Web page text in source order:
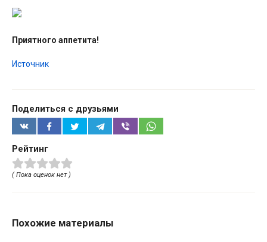
Приятного аппетита!
Источник
Поделиться с друзьями
Рейтинг
( Пока оценок нет )
Похожие материалы